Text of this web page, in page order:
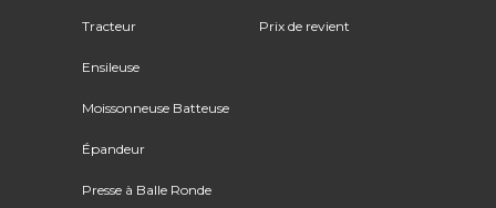
Tracteur
Ensileuse
Moissonneuse Batteuse
Épandeur
Presse à Balle Ronde
Prix de revient